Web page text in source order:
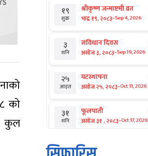
को
कुल
१९
शुक्र
श्रीकृष्ण जन्माष्टमी व्रत
भाद्र १९, २०८३-Sep 4, 2026
३
शनि
संविधान दिवस
असोज ३, २०८३-Sep 19, 2026
२५
आइत
घटस्थापना
असोज २५, २०८३-Oct 11, 2026
३१
शनि
फूलपाती
असोज ३१ , २०८३-Oct 17, 2026
१ कार्तिक सङ्क्रान्ति